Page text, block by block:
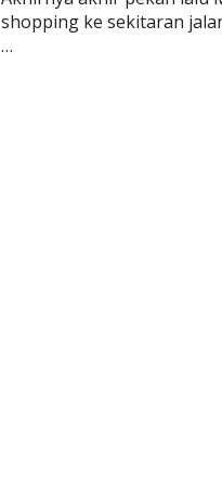
shopping ke sekitaran
…